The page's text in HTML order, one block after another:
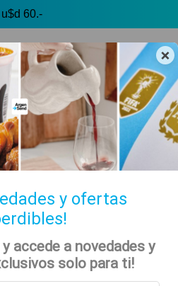
×
y ofertas
accede a novedades y
solo para ti!
60.-
🏷️ Todas las categorías
- Sin Tacc Bebidas Sin Tacc